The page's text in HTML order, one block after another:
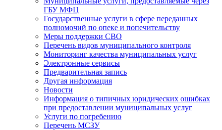
ГБУ МФЦ
Государственные услуги в сфере переданных
полномочий по опеке и попечительству
Меры поддержки СВО
Перечень видов муниципального контроля
Мониторинг качества муниципальных услуг
Электронные сервисы
Предварительная запись
Другая информация
Новости
Информация о типичных юридических ошибках
при предоставлении муниципальных услуг
Услуги по погребению
Перечень МСЗУ